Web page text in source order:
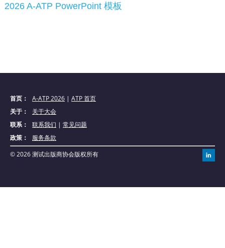
2026 A-ATP PowerPoint 模板
首页： A-ATP 2026 | ATP 首页
关于：
关于大会
联系：
联系我们 | 常见问题
政策：
服务条款
© 2026 测试出版商协会版权所有